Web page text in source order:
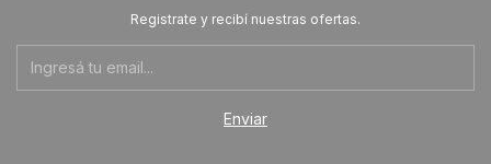
Registrate y recibí nuestras ofertas.